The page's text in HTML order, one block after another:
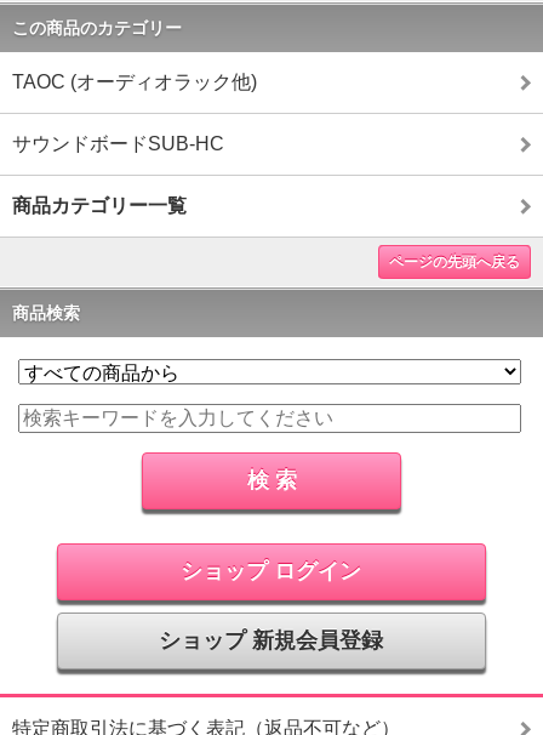
この商品のカテゴリー
TAOC (オーディオラック他)
サウンドボードSUB-HC
商品カテゴリー一覧
ページの先頭へ戻る
商品検索
ショップ ログイン
ショップ 新規会員登録
特定商取引法に基づく表記（返品不可など）